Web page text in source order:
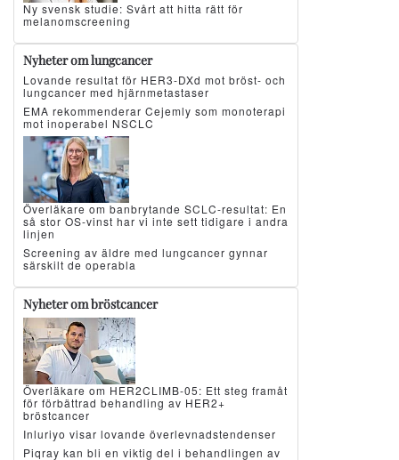
Ny svensk studie: Svårt att hitta rätt för
melanomscreening
Nyheter om lungcancer
Lovande resultat för HER3-DXd mot bröst- och
lungcancer med hjärnmetastaser
EMA rekommenderar Cejemly som monoterapi
mot inoperabel NSCLC
Överläkare om banbrytande SCLC-resultat: En
så stor OS-vinst har vi inte sett tidigare i andra
linjen
Screening av äldre med lungcancer gynnar
särskilt de operabla
Nyheter om bröstcancer
Överläkare om HER2CLIMB-05: Ett steg framåt
för förbättrad behandling av HER2+
bröstcancer
Inluriyo visar lovande överlevnadstendenser
Piqray kan bli en viktig del i behandlingen av